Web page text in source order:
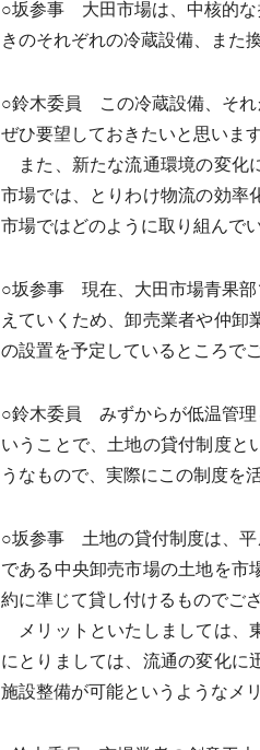
○坂参事 大田市場は、中核的な
きのそれぞれの冷蔵設備、また
○鈴木委員 この冷蔵設備、それ
ぜひ要望しておきたいと思います
また、新たな流通環境の変化
市場では、とりわけ物流の効率
市場ではどのように取り組んで
○坂参事 現在、大田市場青果部
えていくため、卸売業者や仲卸
の設置を予定しているところで
○鈴木委員 みずからが低温管理
いうことで、土地の貸付制度と
うなもので、実際にこの制度を
○坂参事 土地の貸付制度は、平
である中央卸売市場の土地を市
約に準じて貸し付けるものでご
メリットといたしましては、
にとりましては、流通の変化に
施設整備が可能というようなメ